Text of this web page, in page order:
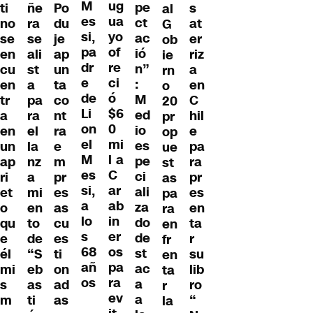
ti
no
se
en
cu
en
tr
a
en
un
ap
ri
et
o
qu
e
él
mi
s
m
ñe
ra
se
ali
st
a
pa
ra
el
la
nz
a
mi
en
to
de
“S
eb
as
ti
Po
du
je
ap
un
ta
co
nt
ra
e
m
pr
es
as
cu
es
ti
on
ad
as
M
es
si,
pa
dr
e
de
Li
on
el
M
es
si,
a
lo
s
68
añ
os
ug
ua
yo
of
re
ci
ó
$6
0
mi
l a
C
ar
ab
in
er
os
pa
ra
ev
pe
ct
ac
ió
n”
:
M
ed
io
es
pe
ci
ali
za
do
de
st
ac
a
a
al
G
ob
ie
rn
o
20
pr
op
ue
st
as
pa
ra
en
fr
en
ta
r
la
s
at
er
riz
a
en
C
hil
e
pa
ra
pr
es
en
ta
r
su
lib
ro
“